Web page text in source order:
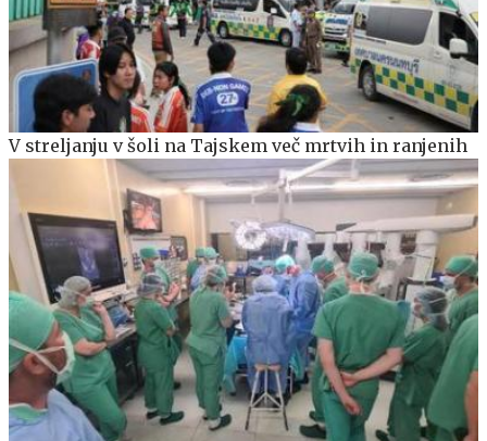
V streljanju v šoli na Tajskem več mrtvih in ranjenih